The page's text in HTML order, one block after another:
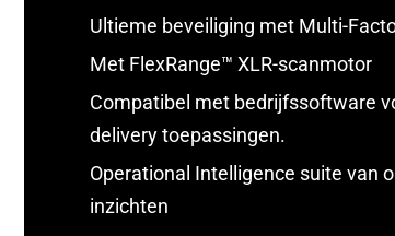
Ultieme beveiliging met Multi-
Met FlexRange™ XLR-scanmotor
Compatibel met bedrijfssoftware
delivery toepassingen.
Operational Intelligence suite van
inzichten